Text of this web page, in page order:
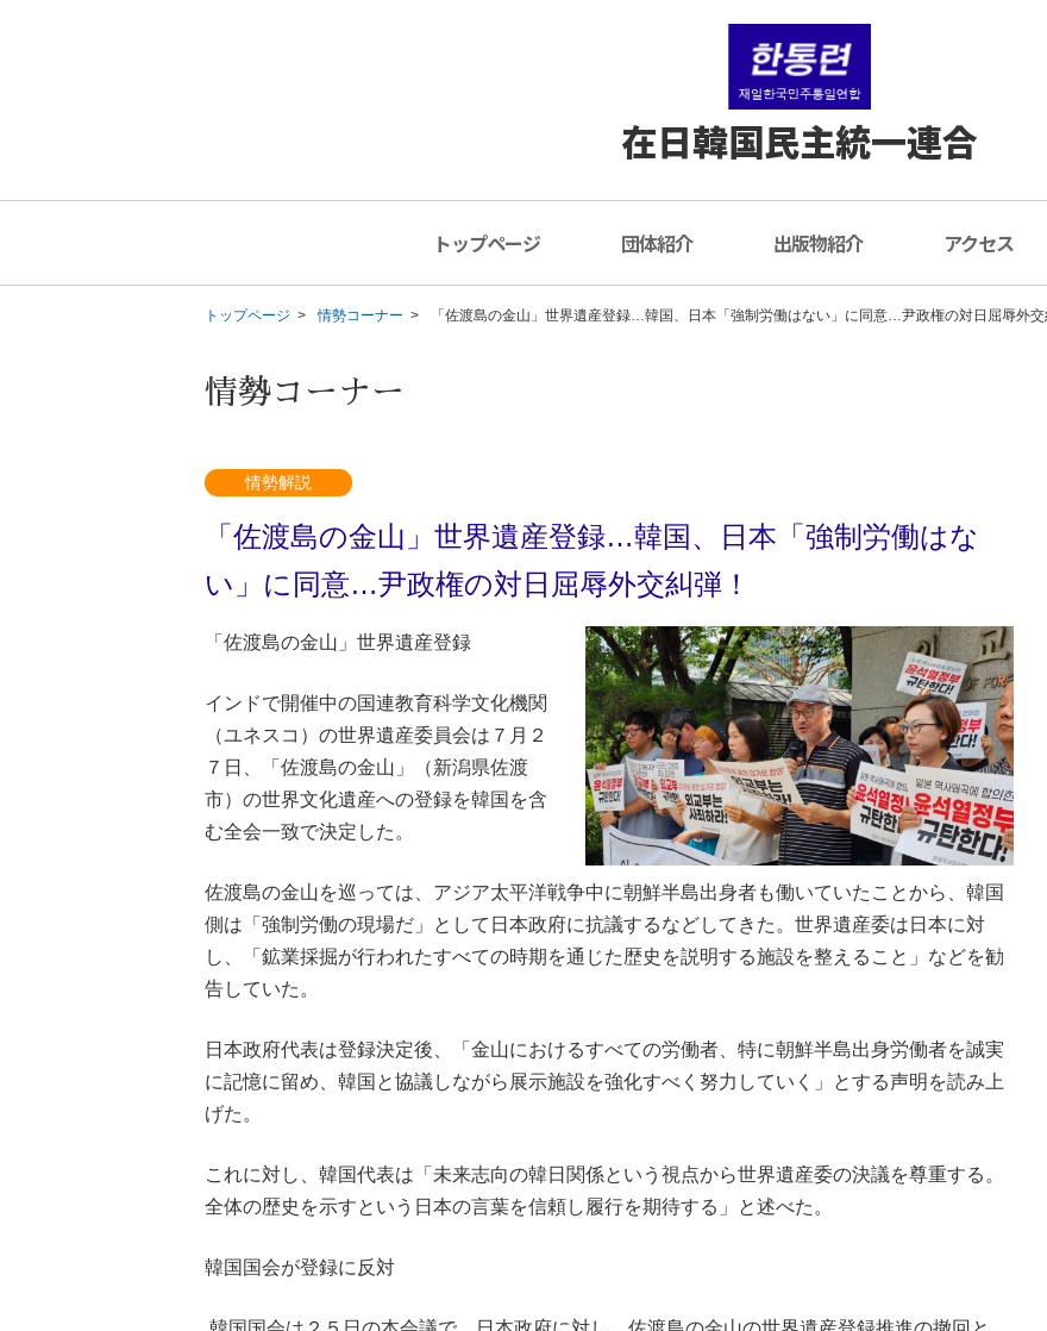
在日韓国民主統一連合
トップページ 団体紹介 出版物紹介 アクセス
トップページ 情勢コーナー 「佐渡島の金山」世界遺産登録…韓国、日本「強制労働はない」に同意…尹政権の対日屈辱外交
情勢コーナー
情勢解説
「佐渡島の金山」世界遺産登録…韓国、日本「強制労働はな
い」に同意…尹政権の対日屈辱外交糾弾！
「佐渡島の金山」世界遺産登録
インドで開催中の国連教育科学文化機関
（ユネスコ）の世界遺産委員会は７月２
７日、「佐渡島の金山」（新潟県佐渡
市）の世界文化遺産への登録を韓国を含
む全会一致で決定した。
佐渡島の金山を巡っては、アジア太平洋戦争中に朝鮮半島出身者も働いていたことから、韓国
側は「強制労働の現場だ」として日本政府に抗議するなどしてきた。世界遺産委は日本に対
し、「鉱業採掘が行われたすべての時期を通じた歴史を説明する施設を整えること」などを勧
告していた。
日本政府代表は登録決定後、「金山におけるすべての労働者、特に朝鮮半島出身労働者を誠実
に記憶に留め、韓国と協議しながら展示施設を強化すべく努力していく」とする声明を読み上
げた。
これに対し、韓国代表は「未来志向の韓日関係という視点から世界遺産委の決議を尊重する。
全体の歴史を示すという日本の言葉を信頼し履行を期待する」と述べた。
韓国国会が登録に反対